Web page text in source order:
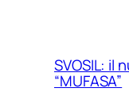
SVOSIL: il
“MUFASA”